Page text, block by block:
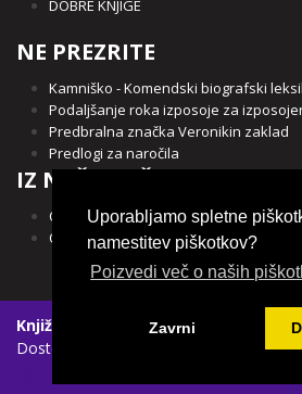
DOBRE KNJIGE
NE PREZRITE
Kamniško - Komendski biografski
Podaljšanje roka izposoje za
Predbralna značka Veronikin zaklad
Predlogi za naročila
IZ NAŠE OBČINE
Občina Kamnik
Občina Komenda
Knjižnica Franceta Balantiča Kamnik
Dostopnost vsebin
Uporabljamo spletne
namestitev piškotkov?
Poizvedi več o naših
Zavrni